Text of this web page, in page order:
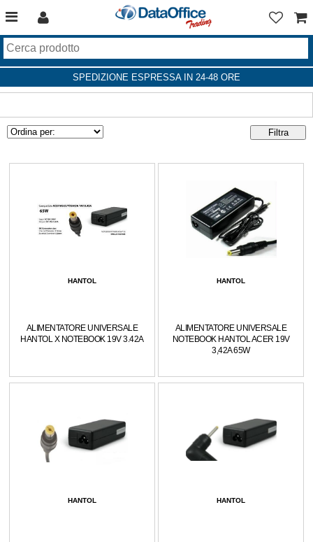
SPEDIZIONE ESPRESSA IN 24-48 ORE
HANTOL
ALIMENTATORE UNIVERSALE
HANTOL X NOTEBOOK 19V 3.42A
HANTOL
ALIMENTATORE UNIVERSALE
NOTEBOOK HANTOL ACER 19V
3,42A 65W
HANTOL HANTOL